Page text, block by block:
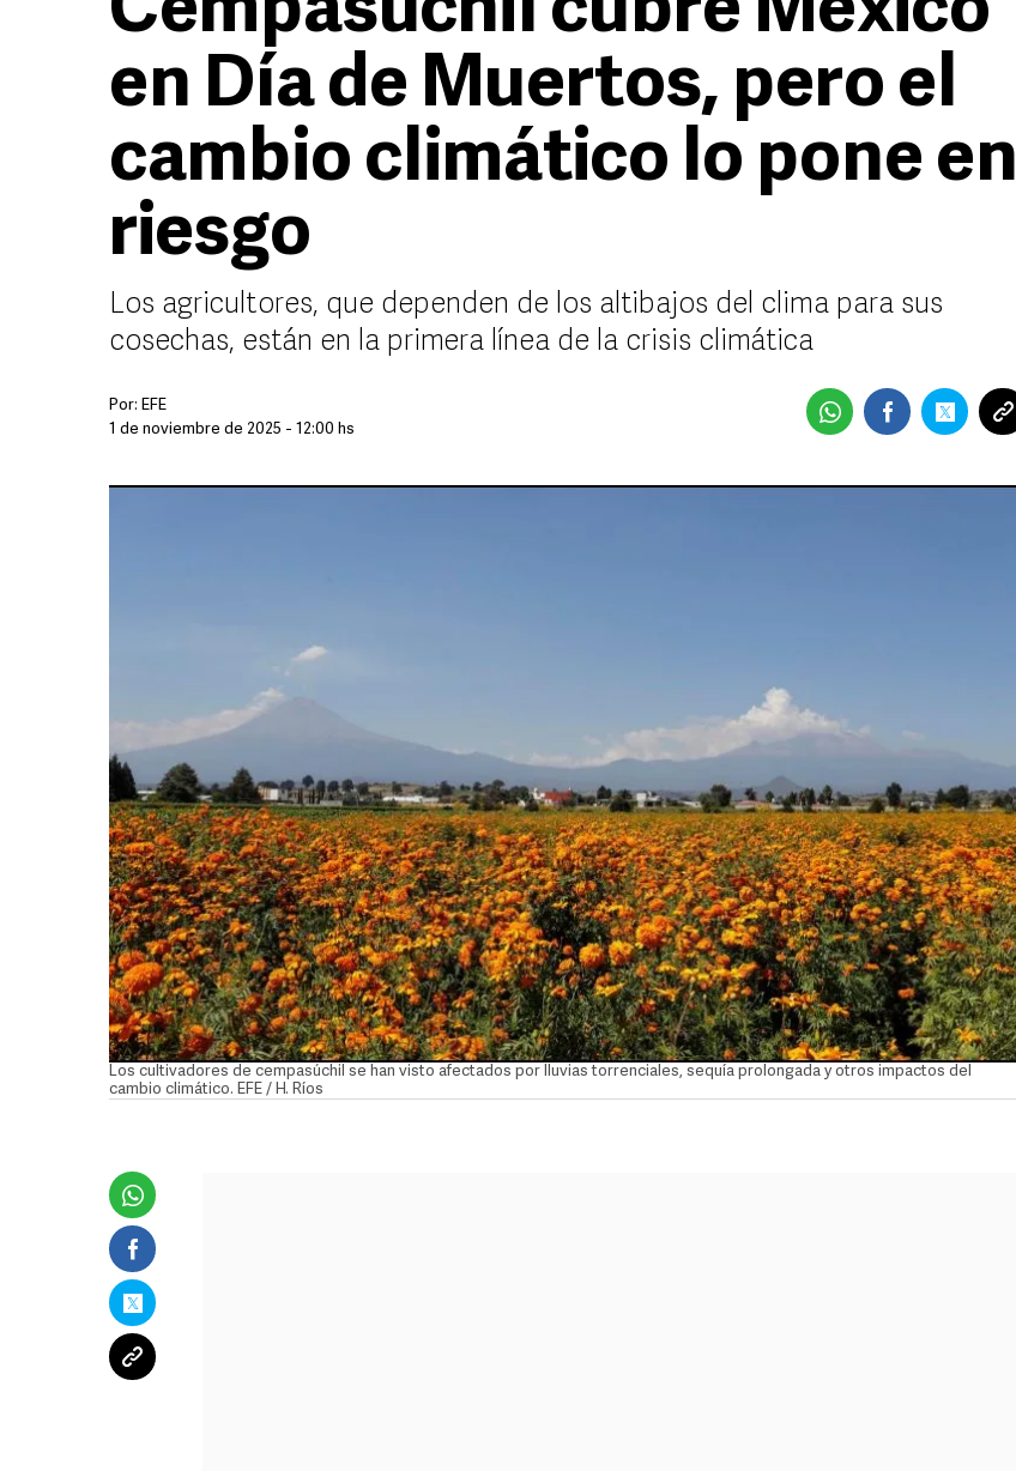
en Día de Muertos, pero el
cambio climático lo pone en
riesgo
Los agricultores, que dependen de los altibajos del clima para sus
cosechas, están en la primera línea de la crisis climática
Por: EFE
1 de noviembre de 2025 - 12:00 hs
Los cultivadores de cempasúchil se han visto afectados por lluvias torrenciales, sequía prolongada y otros impactos del
cambio climático. EFE / H. Ríos